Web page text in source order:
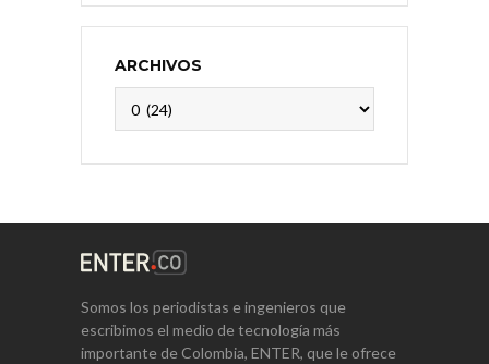
ARCHIVOS
Somos los periodistas e ingenieros que
escribimos el medio de tecnología más
importante de Colombia, ENTER, que le ofrece